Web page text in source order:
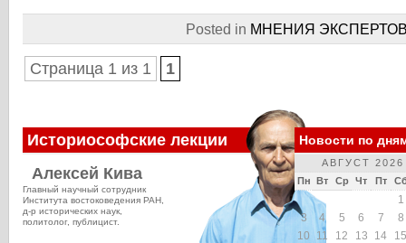
Posted in МНЕНИЯ
Страница 1 из 1 1
Историософские лекции
Алексей Кива
Главный научный сотрудник
Института востоковедения РАН,
д-р исторических наук,
политолог, публицист.
Новости по
АВГУСТ 2026
Пн Вт Ср Чт Пт
1
3
4 5 6 7
8
10
11 12 13 14
15